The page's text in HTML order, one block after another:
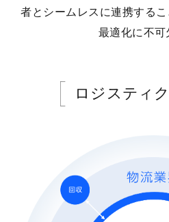
者とシームレスに連携するこ
最適化に不可
ロジスティ